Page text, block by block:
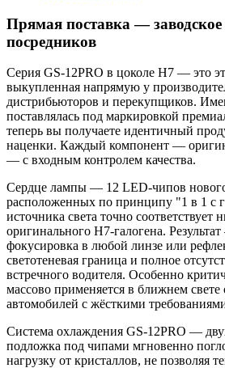
Прямая поставка — заводское
посредников
Серия GS-12PRO в цоколе H7 — это
выкупленная напрямую у
дистрибьюторов и перекупщиков.
поставлялась под маркировкой
теперь вы получаете идентичный
наценки. Каждый компонент —
— с входным контролем качества.
Сердце лампы — 12 LED-чипов
расположенных по принципу "1 в 1 с
источника света точно соответствует
оригинального H7-галогена.
фокусировка в любой линзе или
светотеневая граница и полное
встречного водителя. Особенно
массово применяется в ближнем
автомобилей с жёсткими
Система охлаждения GS-12PRO —
подложка под чипами мгновенно
нагрузку от кристаллов, не позволяя